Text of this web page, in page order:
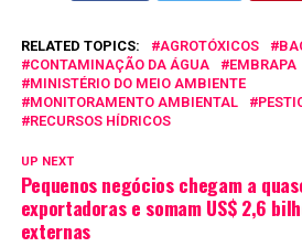
RELATED TOPICS: AGROTÓXICOS
CONTAMINAÇÃO DA ÁGUA
EMBRAPA
MINISTÉRIO DO MEIO AMBIENTE
MONITORAMENTO AMBIENTAL
RECURSOS HÍDRICOS
UP NEXT
Pequenos negócios chegam a
exportadoras e somam US$ 2,6
externas